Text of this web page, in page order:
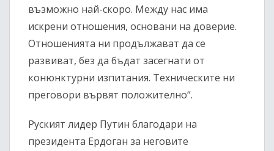
възможно най-скоро. Между нас има
искрени отношения, основани на доверие.
Отношенията ни продължават да се
развиват, без да бъдат засегнати от
конюнктурни изпитания. Техническите ни
преговори вървят положително“.
Руският лидер Путин благодари на
президента Ердоган за неговите